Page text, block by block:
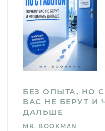
БЕЗ ОПЫТА, НО
ВАС НЕ БЕРУТ И
ДАЛЬШЕ
MR. BOOKMAN